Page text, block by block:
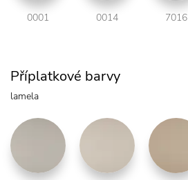
0001 0014 7016
Příplatkové barvy
lamela